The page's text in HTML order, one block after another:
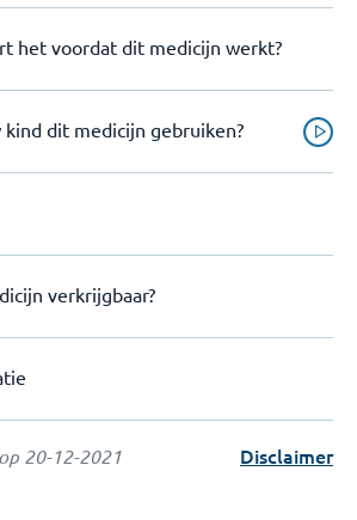
het voordat dit medicijn werkt?
dit medicijn gebruiken?
verkrijgbaar?
20-12-2021 Disclaimer